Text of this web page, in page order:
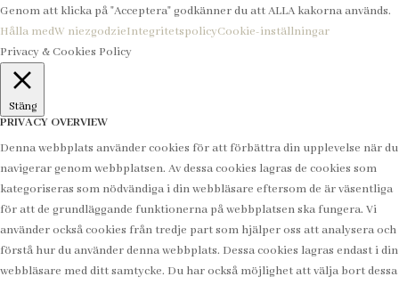
Genom att klicka på "Acceptera" godkänner du att ALLA kakorna används.
Hålla medW niezgodzieIntegritetspolicyCookie-inställningar
Privacy & Cookies Policy
Stäng
PRIVACY OVERVIEW
Denna webbplats använder cookies för att förbättra din upplevelse när du
navigerar genom webbplatsen. Av dessa cookies lagras de cookies som
kategoriseras som nödvändiga i din webbläsare eftersom de är väsentliga
för att de grundläggande funktionerna på webbplatsen ska fungera. Vi
använder också cookies från tredje part som hjälper oss att analysera och
förstå hur du använder denna webbplats. Dessa cookies lagras endast i din
webbläsare med ditt samtycke. Du har också möjlighet att välja bort dessa